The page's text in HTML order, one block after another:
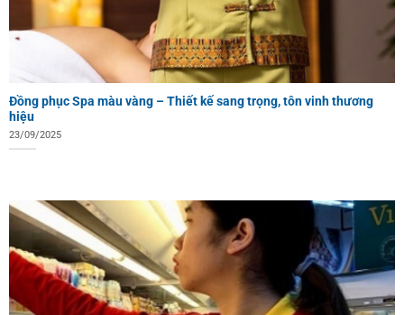
Đồng phục Spa màu vàng – Thiết kế sang trọng, tôn vinh thương
hiệu
23/09/2025